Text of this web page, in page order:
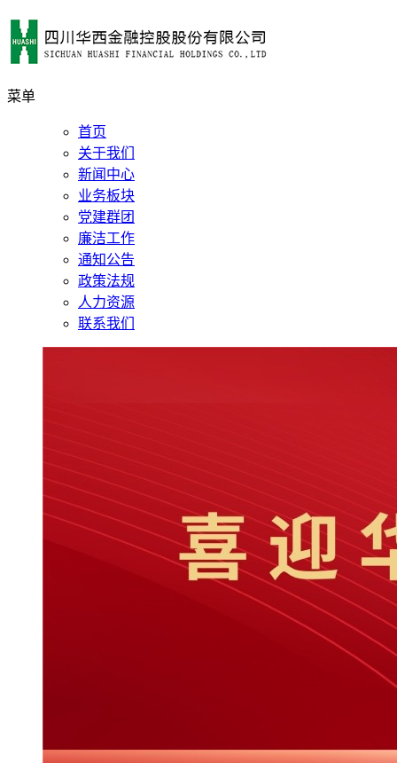
菜单
首页
关于我们
新闻中心
业务板块
党建群团
廉洁工作
通知公告
政策法规
人力资源
联系我们